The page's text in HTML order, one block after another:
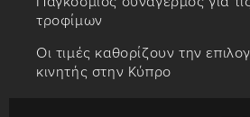
τροφίμων
Οι τιμές καθορίζουν την
κινητής στην Κύπρο